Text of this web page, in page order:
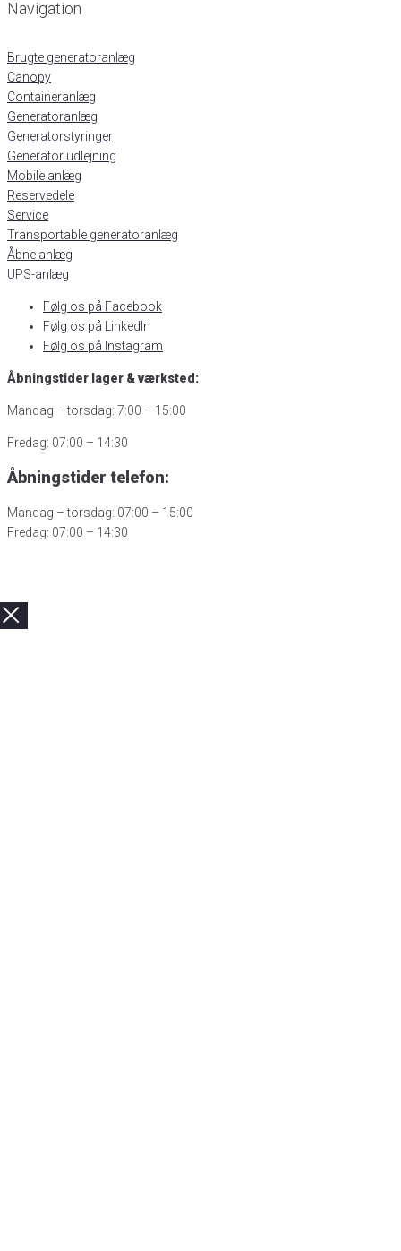
Navigation
Brugte generatoranlæg
Canopy
Containeranlæg
Generatoranlæg
Generatorstyringer
Generator udlejning
Mobile anlæg
Reservedele
Service
Transportable generatoranlæg
Åbne anlæg
UPS-anlæg
Følg os på Facebook
Følg os på LinkedIn
Følg os på Instagram
Åbningstider lager & værksted:
Mandag – torsdag: 7:00 – 15:00
Fredag: 07:00 – 14:30
Åbningstider telefon:
Mandag – torsdag: 07:00 – 15:00
Fredag: 07:00 – 14:30